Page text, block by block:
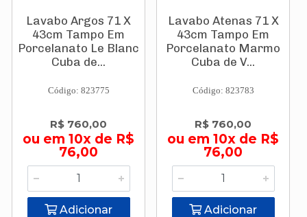
Lavabo Argos 71 X
43cm Tampo Em
Porcelanato Le Blanc
Cuba de...
Código: 823775
R$ 760,00
ou em 10x de R$
76,00
Adicionar
Lavabo Atenas 71 X
43cm Tampo Em
Porcelanato Marmo
Cuba de V...
Código: 823783
R$ 760,00
ou em 10x de R$
76,00
Adicionar